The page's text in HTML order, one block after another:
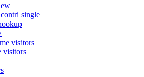
single
visitors
visitors